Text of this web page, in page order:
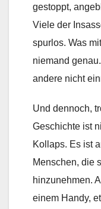
gestoppt,
Viele der
spurlos. Was
niemand
andere nicht
Und dennoch,
Geschichte ist
Kollaps. Es ist
Menschen, die
hinzunehmen.
einem Handy,